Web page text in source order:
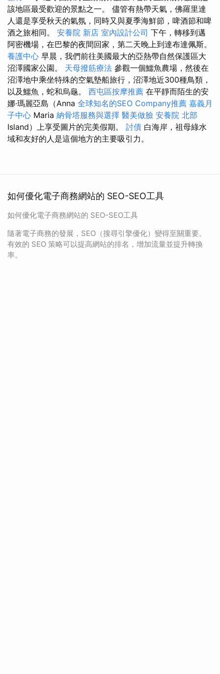
該地區最受歡迎的景點之一。 儘管有熱帶天氣，佛羅里達
人還是享受秋天的氣氛，同時又與夏季海鮮節，啤酒節和啤
酒之旅相同。 安養院 新店 室內設計公司 下午，轉移到邁
阿密機場，在巴黎的夜間回家，第二天晚上到達布達佩斯。
養護中心 早晨，我們前往美國最大的亞熱帶自然保護區大
沼澤國家公園。 天母撥筋療法 參觀一個鱷魚農場，然後在
沼澤地中乘坐特殊的空氣墊船旅行，沼澤地近300種鳥類，
以及鱷魚，蛇和烏龜。 西屯區按摩推薦 在平靜而陌生的安
娜·瑪麗亞島（Anna 全球知名的SEO Company推薦 嘉義月
子中心 Maria 納骨塔服務與選擇 醫美做臉 安養院 北部
Island）上享受圖片的完美假期。 討債 白海岸，祖母綠水
域和友好的人是這個地方的主要吸引力。
如何優化電子商務網站的 SEO-SEO工具
如何優化電子商務網站的 SEO-SEO工具
隨著電子商務的發展，SEO（搜尋引擎優化）變得至關重要。
有效的 SEO 策略可以提高網站的排名，增加流量並提升轉換
率。